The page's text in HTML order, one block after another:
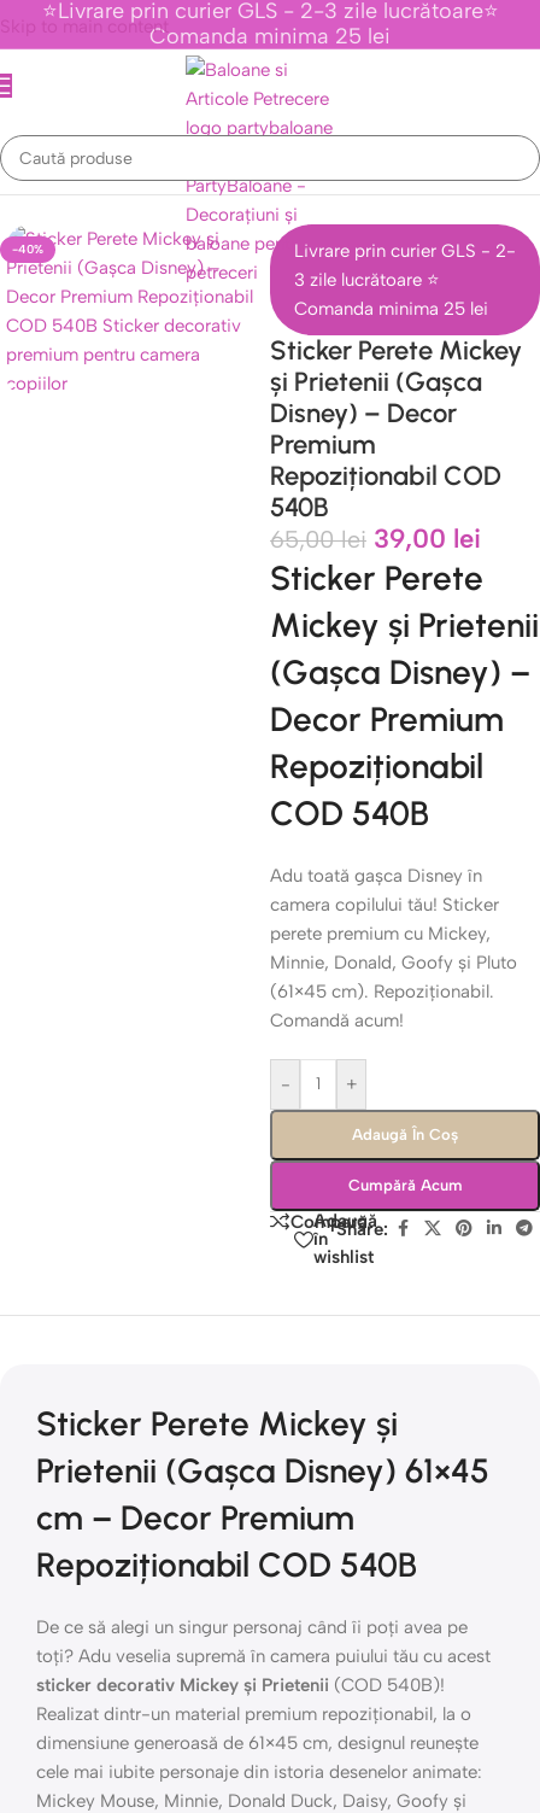
Skip to main content
⭐Livrare prin curier GLS - 2-3 zile lucrătoare⭐
Comanda minima 25 lei
Tematice Personaje Din Desene Animate/Colectia Mickey Mouse
-40%
Livrare prin curier GLS - 2-
3 zile lucrătoare ⭐
Comanda minima 25 lei
Sticker Perete Mickey
și Prietenii (Gașca
Disney) – Decor
Premium
Repoziționabil COD
540B
65,00lei 39,00 lei
Sticker Perete
Mickey și Prietenii
(Gașca Disney) –
Decor Premium
Repoziționabil
COD 540B
Adu toată gașca Disney în
camera copilului tău! Sticker
perete premium cu Mickey,
Minnie, Donald, Goofy și Pluto
(61×45 cm). Repoziționabil.
Comandă acum!
- +
Adaugă În Coș
Cumpără Acum
Compară
Adaugă
în
wishlist
Share:
Sticker Perete Mickey și
Prietenii (Gașca Disney) 61×45
cm – Decor Premium
Repoziționabil COD 540B
De ce să alegi un singur personaj când îi poți avea pe
toți? Adu veselia supremă în camera puiului tău cu acest
sticker decorativ Mickey și Prietenii (COD 540B)!
Realizat dintr-un material premium repoziționabil, la o
dimensiune generoasă de 61×45 cm, designul reunește
cele mai iubite personaje din istoria desenelor animate:
Mickey Mouse, Minnie, Donald Duck, Daisy, Goofy și